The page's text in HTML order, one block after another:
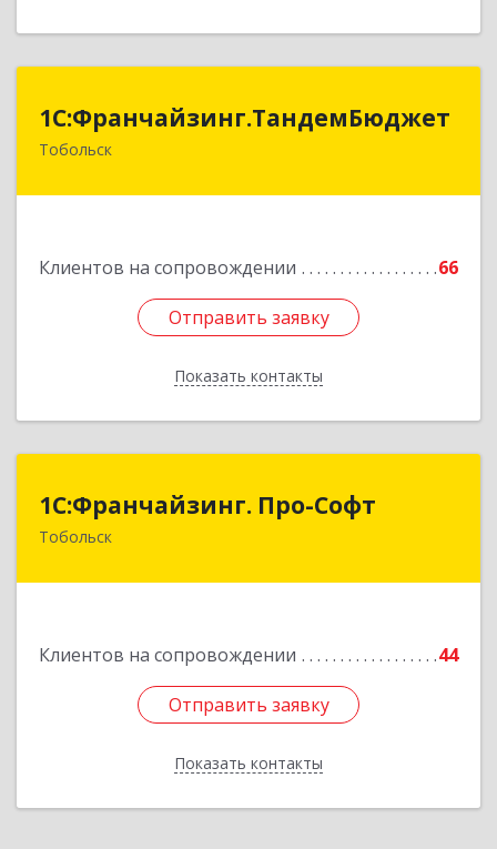
1С:Франчайзинг.ТандемБюджет
Тобольск
Клиентов на сопровождении 66
Отправить заявку
Показать контакты
1С:Франчайзинг.ТандемБюджет
Отправить заявку
Назад
1С:Франчайзинг. Про-Софт
Тобольск
Клиентов на сопровождении 44
Отправить заявку
Показать контакты
1С:Франчайзинг. Про-Софт
626150, Тюменская обл, Тобольск г, Малая
Отправить заявку
Назад